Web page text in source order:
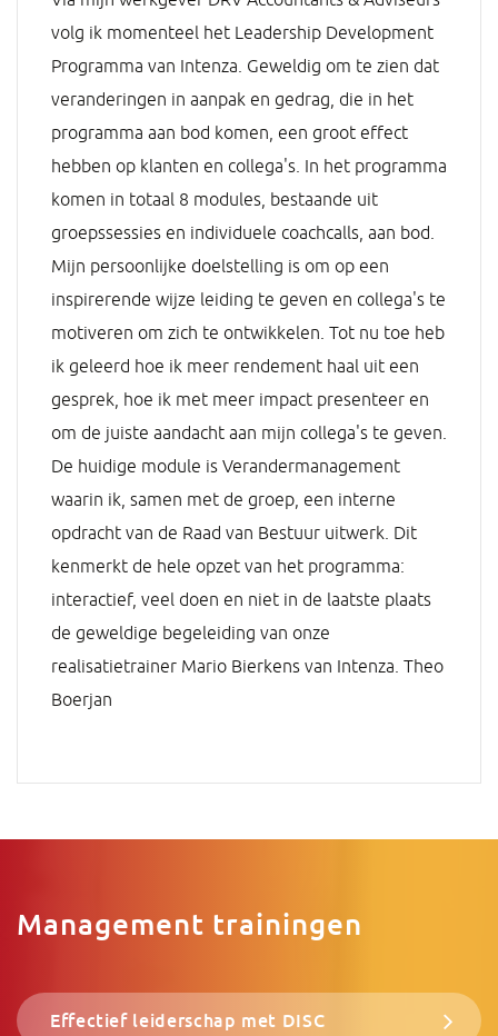
volg ik momenteel het Leadership Development
Programma van Intenza. Geweldig om te zien dat
veranderingen in aanpak en gedrag, die in het
programma aan bod komen, een groot effect
hebben op klanten en collega's. In het programma
komen in totaal 8 modules, bestaande uit
groepssessies en individuele coachcalls, aan bod.
Mijn persoonlijke doelstelling is om op een
inspirerende wijze leiding te geven en collega's te
motiveren om zich te ontwikkelen. Tot nu toe heb
ik geleerd hoe ik meer rendement haal uit een
gesprek, hoe ik met meer impact presenteer en
om de juiste aandacht aan mijn collega's te geven.
De huidige module is Verandermanagement
waarin ik, samen met de groep, een interne
opdracht van de Raad van Bestuur uitwerk. Dit
kenmerkt de hele opzet van het programma:
interactief, veel doen en niet in de laatste plaats
de geweldige begeleiding van onze
realisatietrainer Mario Bierkens van Intenza. Theo
Boerjan
Management trainingen
Effectief leiderschap met DISC